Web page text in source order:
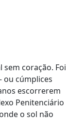
coração. Foi
ou cúmplices
escorrerem
Penitenciário
o sol não